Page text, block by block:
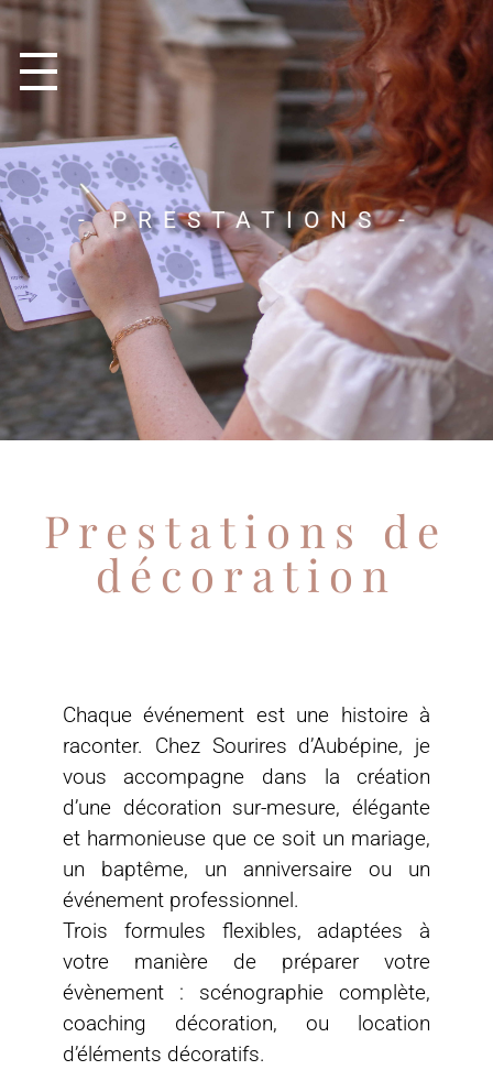
- PRESTATIONS -
Prestations de
décoration
Chaque événement est une histoire à
raconter. Chez Sourires d’Aubépine, je
vous accompagne dans la création
d’une décoration sur-mesure, élégante
et harmonieuse que ce soit un mariage,
un baptême, un anniversaire ou un
événement professionnel.
Trois formules flexibles, adaptées à
votre manière de préparer votre
évènement : scénographie complète,
coaching décoration, ou location
d’éléments décoratifs.